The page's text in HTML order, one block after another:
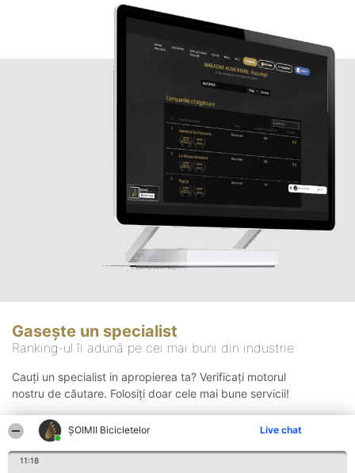
ȘOIMII Bicicletelor Live chat
11:18
Gasește un specialist
Ranking-ul îi adună pe cei mai buni din industrie
Cauți un specialist in apropierea ta? Verificați motorul
nostru de căutare. Folosiți doar cele mai bune servicii!